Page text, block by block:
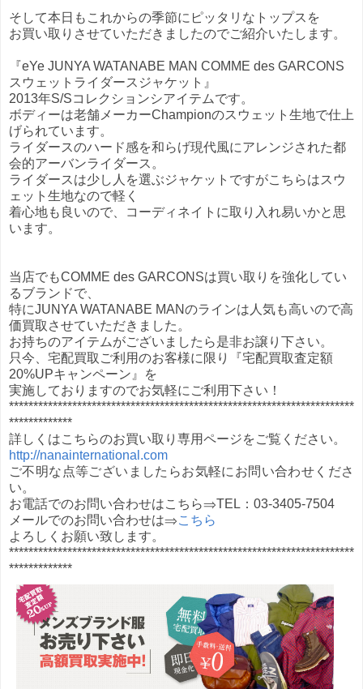
そして本日もこれからの季節にピッタリなトップスを
お買い取りさせていただきましたのでご紹介いたします。
『eYe JUNYA WATANABE MAN COMME des GARCONS
スウェットライダースジャケット』
2013年S/Sコレクションシアイテムです。
ボディーは老舗メーカーChampionのスウェット生地で仕上
げられています。
ライダースのハード感を和らげ現代風にアレンジされた都
会的アーバンライダース。
ライダースは少し人を選ぶジャケットですがこちらはスウ
ェット生地なので軽く
着心地も良いので、コーディネイトに取り入れ易いかと思
います。
当店でもCOMME des GARCONSは買い取りを強化してい
るブランドで、
特にJUNYA WATANABE MANのラインは人気も高いので高
価買取させていただきました。
お持ちのアイテムがございましたら是非お譲り下さい。
只今、宅配買取ご利用のお客様に限り『宅配買取査定額
20%UPキャンペーン』を
実施しておりますのでお気軽にご利用下さい！
***********************************************************************
*************
詳しくはこちらのお買い取り専用ページをご覧ください。
http://nanainternational.com
ご不明な点等ございましたらお気軽にお問い合わせくださ
い。
お電話でのお問い合わせはこちら⇒TEL：03-3405-7504
メールでのお問い合わせは⇒こちら
よろしくお願い致します。
***********************************************************************
*************